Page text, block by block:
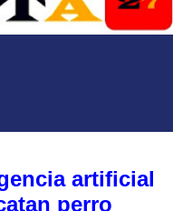
artificial
perro